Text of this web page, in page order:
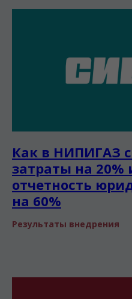
Как в НИПИГАЗ
затраты на 20%
отчетность
на 60%
Результаты внедрения